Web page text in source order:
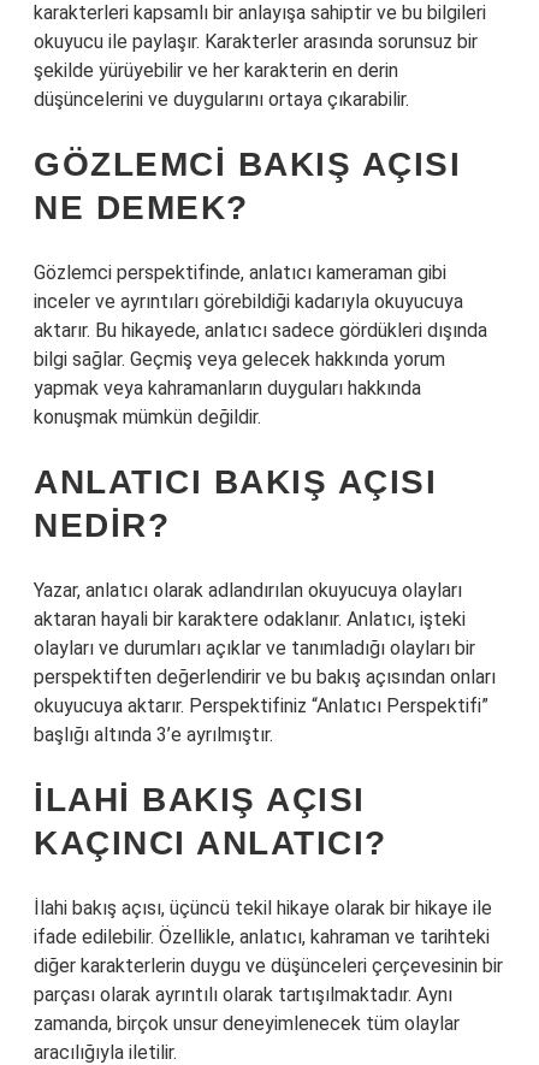
karakterleri kapsamlı bir anlayışa sahiptir ve bu bilgileri
okuyucu ile paylaşır. Karakterler arasında sorunsuz bir
şekilde yürüyebilir ve her karakterin en derin
düşüncelerini ve duygularını ortaya çıkarabilir.
GÖZLEMCI BAKIŞ AÇISI
NE DEMEK?
Gözlemci perspektifinde, anlatıcı kameraman gibi
inceler ve ayrıntıları görebildiği kadarıyla okuyucuya
aktarır. Bu hikayede, anlatıcı sadece gördükleri dışında
bilgi sağlar. Geçmiş veya gelecek hakkında yorum
yapmak veya kahramanların duyguları hakkında
konuşmak mümkün değildir.
ANLATICI BAKIŞ AÇISI
NEDIR?
Yazar, anlatıcı olarak adlandırılan okuyucuya olayları
aktaran hayali bir karaktere odaklanır. Anlatıcı, işteki
olayları ve durumları açıklar ve tanımladığı olayları bir
perspektiften değerlendirir ve bu bakış açısından onları
okuyucuya aktarır. Perspektifiniz “Anlatıcı Perspektifi”
başlığı altında 3’e ayrılmıştır.
İLAHI BAKIŞ AÇISI
KAÇINCI ANLATICI?
İlahi bakış açısı, üçüncü tekil hikaye olarak bir hikaye ile
ifade edilebilir. Özellikle, anlatıcı, kahraman ve tarihteki
diğer karakterlerin duygu ve düşünceleri çerçevesinin bir
parçası olarak ayrıntılı olarak tartışılmaktadır. Aynı
zamanda, birçok unsur deneyimlenecek tüm olaylar
aracılığıyla iletilir.